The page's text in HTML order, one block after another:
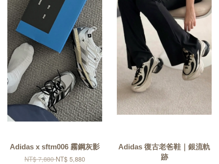
Adidas x sftm006 霧鋼灰影
NT$ 7,880NT$ 5,880
Adidas 復古老爸鞋｜銀流軌
跡